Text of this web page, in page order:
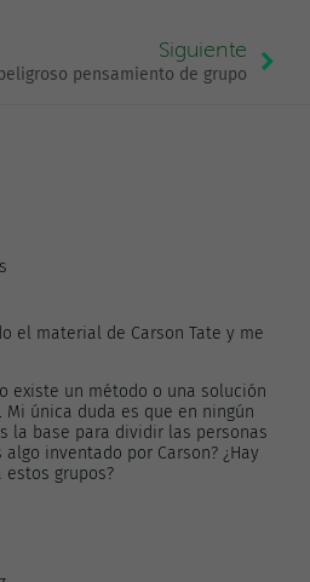
Siguiente
pensamiento de grupo
el material de Carson Tate y me
existe un método o una solución
única duda es que en ningún
la base para dividir las personas
inventado por Carson? ¿Hay
grupos?